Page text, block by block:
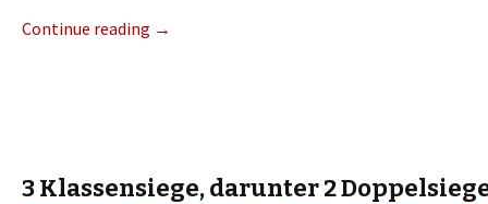
Continue reading →
3 Klassensiege, darunter 2